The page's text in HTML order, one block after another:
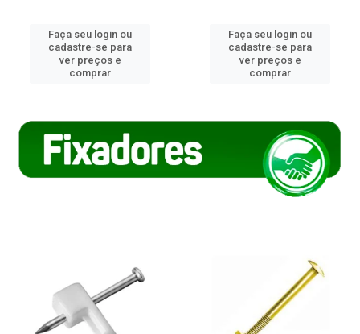
Faça seu login ou
cadastre-se para
ver preços e
comprar
Faça seu login ou
cadastre-se para
ver preços e
comprar